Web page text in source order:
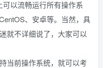
以流畅运行所有操作系
、安卓等。当然，具
就不详细说了，大家可以
当前操作系统，就可以考